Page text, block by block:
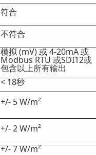
符合
不符合
模拟 (mV) 或 4-20mA 或
Modbus RTU 或SDI12或
包含以上所有输出
< 18秒
+/- 5 W/m²
+/- 2 W/m²
+/- 7 W/m²